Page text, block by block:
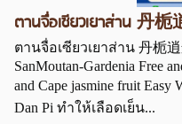
ตานจื่อเซียวเยาส่าน 丹
ตานจื่อเซียวเยาส่าน 丹栀逍
SanMoutan-Gardenia Free
and Cape jasmine fruit
Dan Pi ทำให้เลือดเย็น...